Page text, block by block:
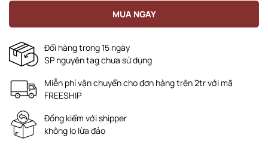
MUA NGAY
Đổi hàng trong 15 ngày
SP nguyên tag chưa sử dụng
Miễn phí vận chuyển cho đơn hàng trên 2tr với mã
FREESHIP
Đồng kiểm với shipper
không lo lừa đảo